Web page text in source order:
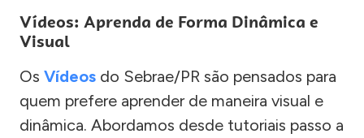
Vídeos: Aprenda de Forma Dinâmica e
Visual
Os Vídeos do Sebrae/PR são pensados para
quem prefere aprender de maneira visual e
dinâmica. Abordamos desde tutoriais passo a